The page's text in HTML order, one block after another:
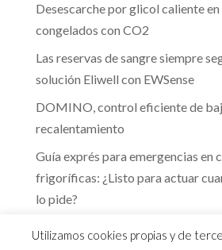
Desescarche por glicol caliente
congelados con CO2
Las reservas de sangre siempre
solución Eliwell con EWSense
DOMINO, control eficiente de
recalentamiento
Guía exprés para emergencias en
frigoríficas: ¿Listo para actuar
lo pide?
Utilizamos cookies propias y de